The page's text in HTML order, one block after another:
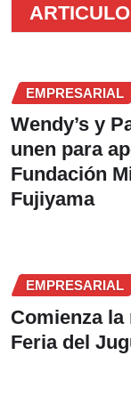
EMPRESARIAL
Wendy’s y
unen para
Fundación
Fujiyama
EMPRESARIAL
Comienza
Feria del